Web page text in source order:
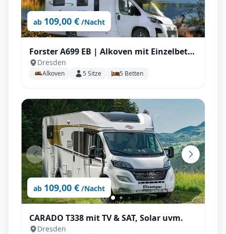
ab 109,00 € /Nacht
Forster A699 EB | Alkoven mit Einzelbett
für bis zu 5 P.
Dresden
Alkoven 5Sitze 5 Betten
ab 109,00 € /Nacht
CARADO T338 mit TV & SAT, Solar uvm.
Dresden